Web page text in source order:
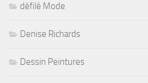
défilé Mode
Denise Richards
Dessin Peintures